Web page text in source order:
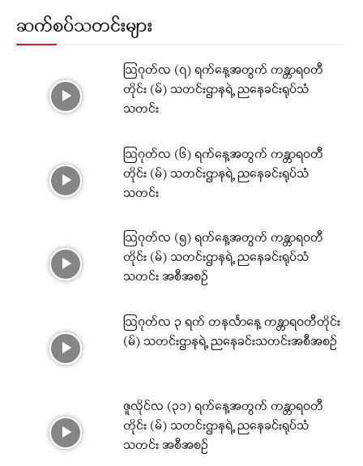
ဆက်စပ်သတင်းများ
ဩဂုတ်လ (၇) ရက်နေ့အတွက် ကန္တာရဝတီ
တိုင်း (မ်) သတင်းဌာနရဲ့ ညနေခင်းရုပ်သံ
သတင်း
ဩဂုတ်လ (၆) ရက်နေ့အတွက် ကန္တာရဝတီ
တိုင်း (မ်) သတင်းဌာနရဲ့ ညနေခင်းရုပ်သံ
သတင်း
ဩဂုတ်လ (၅) ရက်နေ့အတွက် ကန္တာရဝတီ
တိုင်း (မ်) သတင်းဌာနရဲ့ ညနေခင်းရုပ်သံ
သတင်း အစီအစဉ်
ဩဂုတ်လ ၃ ရက် တနင်္လာနေ့ ကန္တာရဝတီတိုင်း
(မ်) သတင်းဌာနရဲ့ ညနေခင်းသတင်းအစီအစဉ်
ဇူလိုင်လ (၃၁) ရက်နေ့အတွက် ကန္တာရဝတီ
တိုင်း (မ်) သတင်းဌာနရဲ့ ညနေခင်းရုပ်သံ
သတင်း အစီအစဉ်